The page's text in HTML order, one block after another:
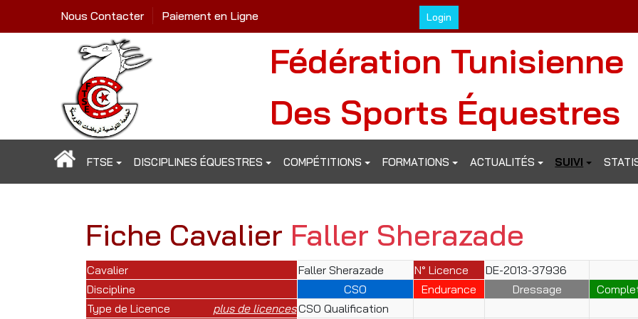
Login
Nous Contacter Paiement en Ligne
Fédération Tunisienne
Des Sports Équestres
FTSE DISCIPLINES ÉQUESTRES COMPÉTITIONS FORMATIONS ACTUALITÉS SUIVI
Fiche Cavalier Faller Sherazade
Cavalier Faller Sherazade N° Licence
DE-2013-37936
Discipline
CSO Endurance Dressage
Type de Licence
plus de licencesCSO Qualification